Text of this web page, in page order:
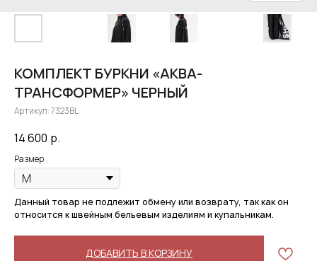
КОМПЛЕКТ БУРКНИ «АКВА-
ТРАНСФОРМЕР» ЧЕРНЫЙ
Артикул:7323BL
14 600 р.
Размер
Данный товар не подлежит обмену или возврату, так как он
относится к швейным бельевым изделиям и купальникам.
ДОБАВИТЬ В КОРЗИНУ